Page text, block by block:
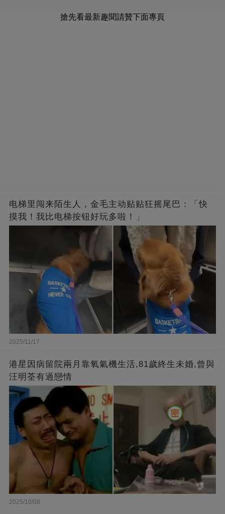
搶先看最新趣聞請贊下面專頁
电梯里闯来陌生人，金毛主动贴贴狂摇尾巴：「快
摸我！我比电梯按钮好玩多啦！」
2025/11/17
港星因病留院兩月靠氧氣機生活,81歲終生未婚,曾與
汪明荃有過戀情
2025/10/08